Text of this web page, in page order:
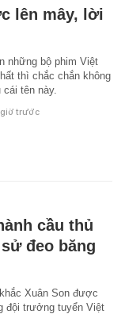
lên mây, lời
những bộ phim Việt
thì chắc chắn không
cái tên này.
giờ trước
cầu thủ
đeo băng
Xuân Son được
đội trưởng tuyển Việt